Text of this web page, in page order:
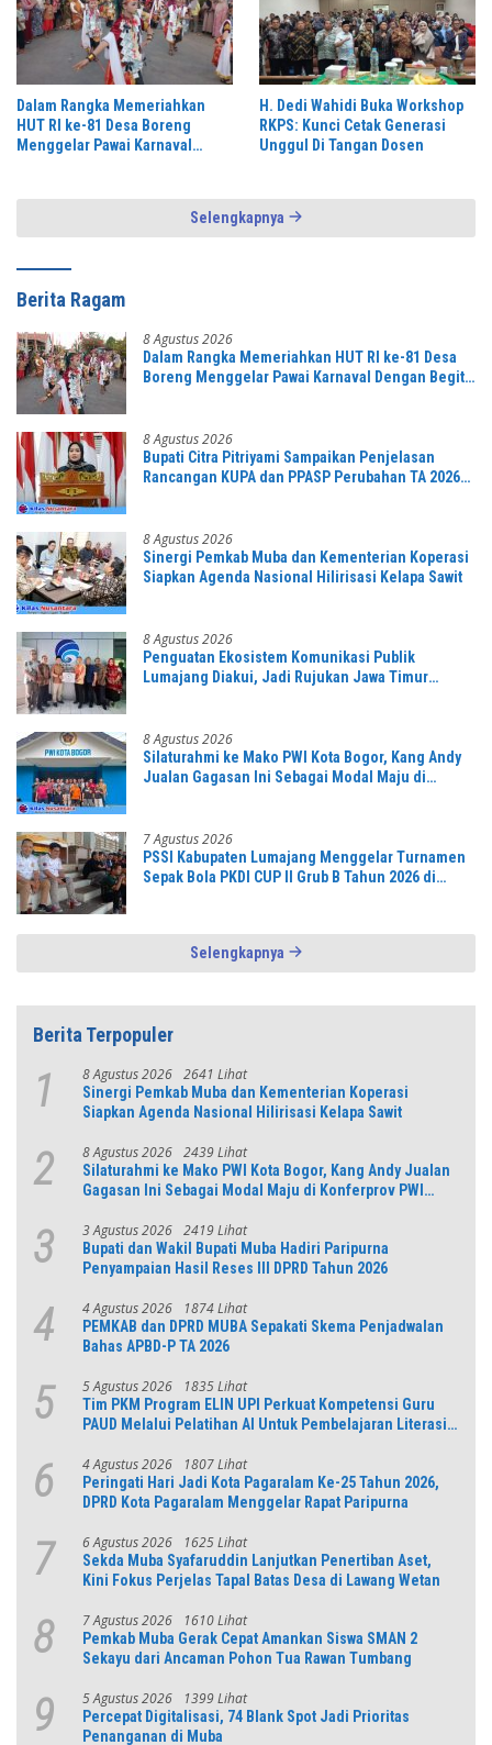
Dalam Rangka Memeriahkan
HUT RI ke-81 Desa Boreng
Menggelar Pawai Karnaval
H. Dedi Wahidi Buka Workshop
RKPS: Kunci Cetak Generasi
Unggul Di Tangan Dosen
Selengkapnya
Berita Ragam
8 Agustus 2026
Dalam Rangka Memeriahkan HUT RI ke-81 Desa
Boreng Menggelar Pawai Karnaval Dengan Begitu
8 Agustus 2026
Bupati Citra Pitriyami Sampaikan Penjelasan
Rancangan KUPA dan PPASP Perubahan TA 2026
8 Agustus 2026
Sinergi Pemkab Muba dan Kementerian Koperasi
Siapkan Agenda Nasional Hilirisasi Kelapa Sawit
8 Agustus 2026
Penguatan Ekosistem Komunikasi Publik
Lumajang Diakui, Jadi Rujukan Jawa Timur
8 Agustus 2026
Silaturahmi ke Mako PWI Kota Bogor, Kang Andy
Jualan Gagasan Ini Sebagai Modal Maju di
7 Agustus 2026
PSSI Kabupaten Lumajang Menggelar Turnamen
Sepak Bola PKDI CUP II Grub B Tahun 2026 di
Selengkapnya
Berita Terpopuler
1 8 Agustus 2026 2641 Lihat
Sinergi Pemkab Muba dan Kementerian Koperasi
Siapkan Agenda Nasional Hilirisasi Kelapa Sawit
2 8 Agustus 2026 2439 Lihat
Silaturahmi ke Mako PWI Kota Bogor, Kang Andy Jualan
Gagasan Ini Sebagai Modal Maju di Konferprov PWI
3 3 Agustus 2026 2419 Lihat
Bupati dan Wakil Bupati Muba Hadiri Paripurna
Penyampaian Hasil Reses III DPRD Tahun 2026
4 4 Agustus 2026 1874 Lihat
PEMKAB dan DPRD MUBA Sepakati Skema Penjadwalan
Bahas APBD-P TA 2026
5 5 Agustus 2026 1835 Lihat
Tim PKM Program ELIN UPI Perkuat Kompetensi Guru
PAUD Melalui Pelatihan AI Untuk Pembelajaran Literasi
6 4 Agustus 2026 1807 Lihat
Peringati Hari Jadi Kota Pagaralam Ke-25 Tahun 2026,
DPRD Kota Pagaralam Menggelar Rapat Paripurna
7 6 Agustus 2026 1625 Lihat
Sekda Muba Syafaruddin Lanjutkan Penertiban Aset,
Kini Fokus Perjelas Tapal Batas Desa di Lawang Wetan
8 7 Agustus 2026 1610 Lihat
Pemkab Muba Gerak Cepat Amankan Siswa SMAN 2
Sekayu dari Ancaman Pohon Tua Rawan Tumbang
9 5 Agustus 2026 1399 Lihat
Percepat Digitalisasi, 74 Blank Spot Jadi Prioritas
Penanganan di Muba